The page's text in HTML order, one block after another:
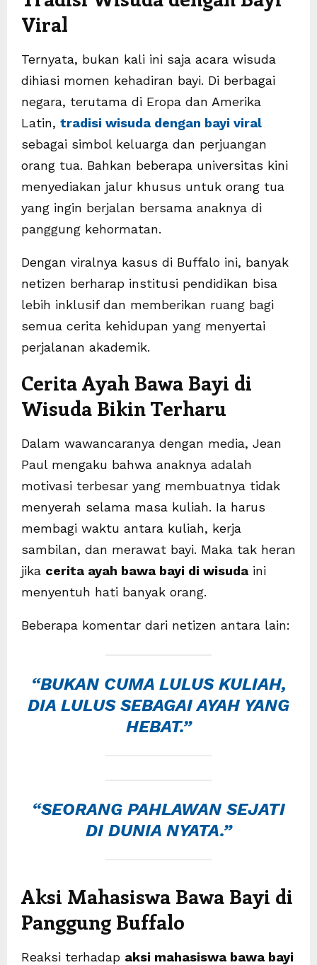
Viral
Ternyata, bukan kali ini saja acara wisuda
dihiasi momen kehadiran bayi. Di berbagai
negara, terutama di Eropa dan Amerika
Latin, tradisi wisuda dengan bayi viral
sebagai simbol keluarga dan perjuangan
orang tua. Bahkan beberapa universitas kini
menyediakan jalur khusus untuk orang tua
yang ingin berjalan bersama anaknya di
panggung kehormatan.
Dengan viralnya kasus di Buffalo ini, banyak
netizen berharap institusi pendidikan bisa
lebih inklusif dan memberikan ruang bagi
semua cerita kehidupan yang menyertai
perjalanan akademik.
Cerita Ayah Bawa Bayi di
Wisuda Bikin Terharu
Dalam wawancaranya dengan media, Jean
Paul mengaku bahwa anaknya adalah
motivasi terbesar yang membuatnya tidak
menyerah selama masa kuliah. Ia harus
membagi waktu antara kuliah, kerja
sambilan, dan merawat bayi. Maka tak heran
jika cerita ayah bawa bayi di wisuda ini
menyentuh hati banyak orang.
Beberapa komentar dari netizen antara lain:
“BUKAN CUMA LULUS KULIAH,
DIA LULUS SEBAGAI AYAH YANG
HEBAT.”
“SEORANG PAHLAWAN SEJATI
DI DUNIA NYATA.”
Aksi Mahasiswa Bawa Bayi di
Panggung Buffalo
Reaksi terhadap aksi mahasiswa bawa bayi